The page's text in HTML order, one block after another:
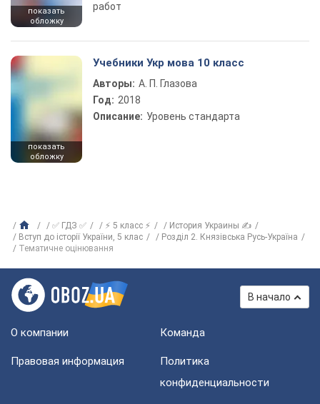
показать
обложку
работ
показать
обложку
Учебники Укр мова 10 класс
Авторы: А. П. Глазова
Год: 2018
Описание: Уровень стандарта
✅ ГДЗ ✅ ⚡ 5 класс ⚡
История Украины ✍
Вступ до історії України, 5 клас
Розділ 2. Князівська Русь-Україна
Тематичне оцінювання
В начало
О компании Команда
Правовая информация
Политика
конфиденциальности